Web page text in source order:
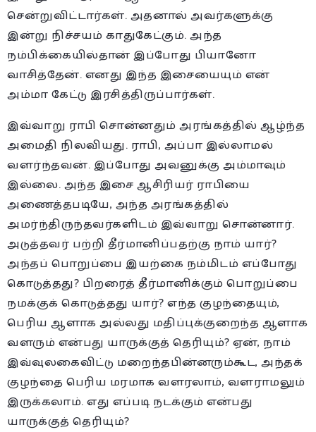
சென்றுவிட்டார்கள். அதனால் அவர்களுக்கு
இன்று நிச்சயம் காதுகேட்கும். அந்த
நம்பிக்கையில்தான் இப்போது பியானோ
வாசித்தேன். எனது இந்த இசையையும் என்
அம்மா கேட்டு இரசித்திருப்பார்கள்.
இவ்வாறு ராபி சொன்னதும் அரங்கத்தில் ஆழ்ந்த
அமைதி நிலவியது. ராபி, அப்பா இல்லாமல்
வளர்ந்தவன். இப்போது அவனுக்கு அம்மாவும்
இல்லை. அந்த இசை ஆசிரியர் ராபியை
அணைத்தபடியே, அந்த அரங்கத்தில்
அமர்ந்திருந்தவர்களிடம் இவ்வாறு சொன்னார்.
அடுத்தவர் பற்றி தீர்மானிப்பதற்கு நாம் யார்?
அந்தப் பொறுப்பை இயற்கை நம்மிடம் எப்போது
கொடுத்தது? பிறரைத் தீர்மானிக்கும் பொறுப்பை
நமக்குக் கொடுத்தது யார்? எந்த குழந்தையும்,
பெரிய ஆளாக அல்லது மதிப்புக்குறைந்த ஆளாக
வளரும் என்பது யாருக்குத் தெரியும்? ஏன், நாம்
இவ்வுலகைவிட்டு மறைந்தபின்னரும்கூட, அந்தக்
குழந்தை பெரிய மரமாக வளரலாம், வளராமலும்
இருக்கலாம். எது எப்படி நடக்கும் என்பது
யாருக்குத் தெரியும்?